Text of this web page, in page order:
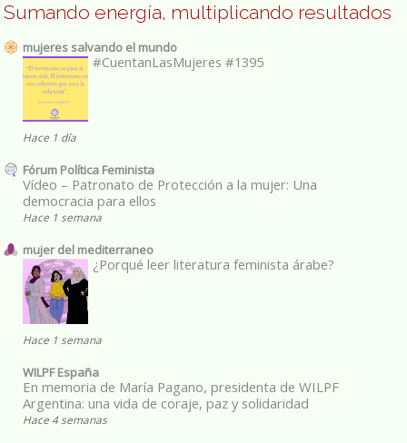
Sumando energía, multiplicando resultados
mujeres salvando el mundo
#CuentanLasMujeres #1395
Hace 1 día
Fórum Política Feminista
Vídeo – Patronato de Protección a la mujer: Una
democracia para ellos
Hace 1 semana
mujer del mediterraneo
¿Porqué leer literatura feminista árabe?
Hace 1 semana
WILPF España
En memoria de María Pagano, presidenta de WILPF
Argentina: una vida de coraje, paz y solidaridad
Hace 4 semanas